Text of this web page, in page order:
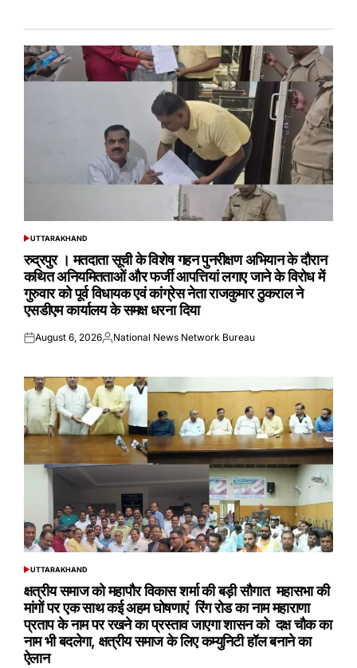
POSTED
UTTARAKHAND
रुद्रपुर । मतदाता सूची के विशेष गहन पुनरीक्षण अभियान के दौरान
कथित अनियमितताओं और फर्जी आपत्तियां लगाए जाने के विरोध में
गुरुवार को पूर्व विधायक एवं कांग्रेस नेता राजकुमार ठुकराल ने
एसडीएम कार्यालय के समक्ष धरना दिया
Posted
August 6, 2026Posted
National News Network Bureau
POSTED
UTTARAKHAND
क्षत्रीय समाज को महापौर विकास शर्मा की बड़ी सौगात महासभा की
मांगों पर एक साथ कई अहम घोषणाएं रिंग रोड का नाम महाराणा
प्रताप के नाम पर रखने का प्रस्ताव जाएगा शासन को दक्ष चौक का
नाम भी बदलेगा, क्षत्रीय समाज के लिए कम्युनिटी हॉल बनाने का
ऐलान